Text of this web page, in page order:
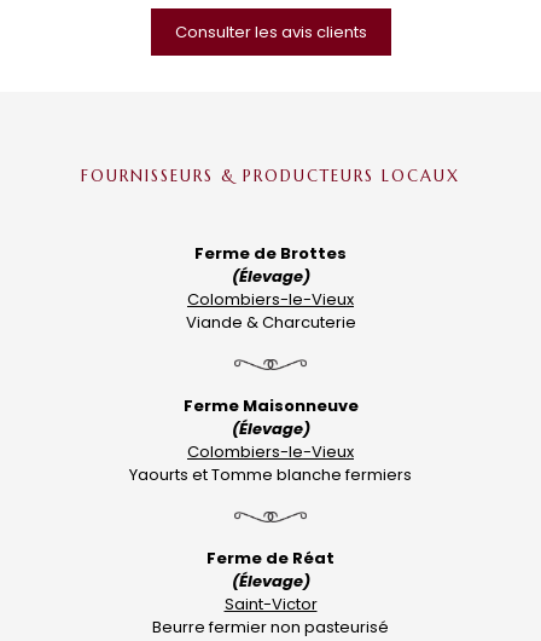
Consulter les avis clients
FOURNISSEURS & PRODUCTEURS LOCAUX
Ferme de Brottes
(Élevage)
Colombiers-le-Vieux
Viande & Charcuterie
Ferme Maisonneuve
(Élevage)
Colombiers-le-Vieux
Yaourts et Tomme blanche fermiers
Ferme de Réat
(Élevage)
Saint-Victor
Beurre fermier non pasteurisé